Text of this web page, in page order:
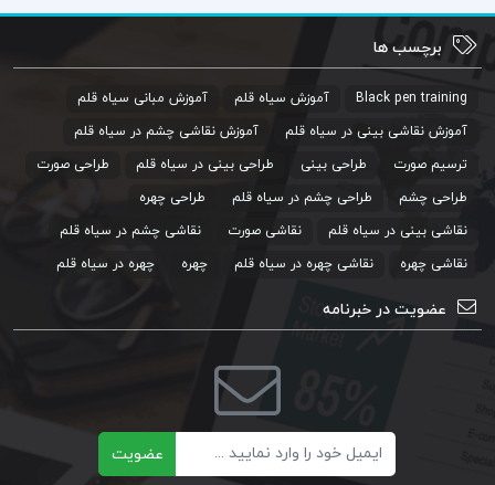
برچسب ها
Black pen training آموزش سیاه قلم
آموزش مبانی سیاه قلم
آموزش نقاشی بینی در سیاه قلم
آموزش نقاشی چشم در سیاه قلم
ترسیم صورت
طراحی بینی طراحی بینی در سیاه قلم
طراحی صورت
طراحی چشم
طراحی چشم در سیاه قلم
طراحی چهره
نقاشی بینی در سیاه قلم
نقاشی صورت
نقاشی چشم در سیاه قلم
نقاشی چهره
نقاشی چهره در سیاه قلم چهره چهره در سیاه قلم
عضویت در خبرنامه
عضویت